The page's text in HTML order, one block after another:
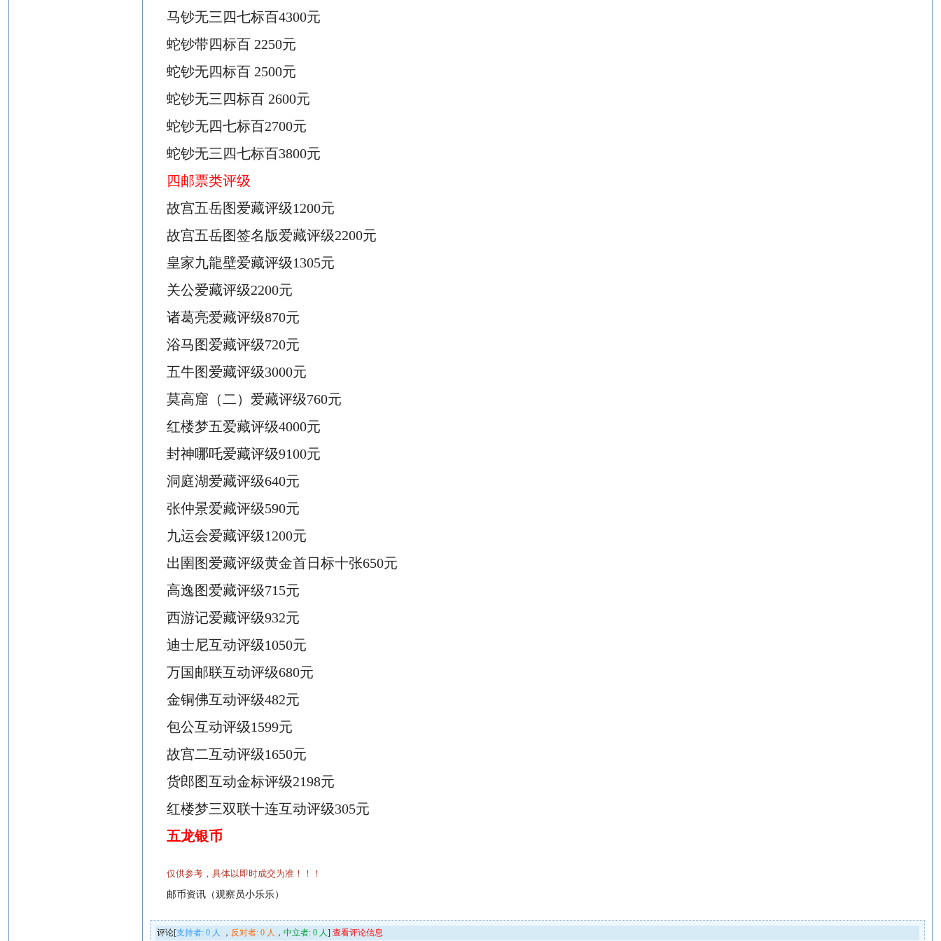
马钞无三四七标百4300元
蛇钞带四标百 2250元
蛇钞无四标百 2500元
蛇钞无三四标百 2600元
蛇钞无四七标百2700元
蛇钞无三四七标百3800元
四邮票类评级
故宫五岳图爱藏评级1200元
故宫五岳图签名版爱藏评级2200元
皇家九龍壁爱藏评级1305元
关公爱藏评级2200元
诸葛亮爱藏评级870元
浴马图爱藏评级720元
五牛图爱藏评级3000元
莫高窟（二）爱藏评级760元
红楼梦五爱藏评级4000元
封神哪吒爱藏评级9100元
洞庭湖爱藏评级640元
张仲景爱藏评级590元
九运会爱藏评级1200元
出圉图爱藏评级黄金首日标十张650元
高逸图爱藏评级715元
西游记爱藏评级932元
迪士尼互动评级1050元
万国邮联互动评级680元
金铜佛互动评级482元
包公互动评级1599元
故宫二互动评级1650元
货郎图互动金标评级2198元
红楼梦三双联十连互动评级305元
五龙银币
仅供参考，具体以即时成交为准！！！
邮币资讯（观察员小乐乐）
评论[支持者:0 人 ， 反对者:0 人 ，中立者:0 人]查看评论信息